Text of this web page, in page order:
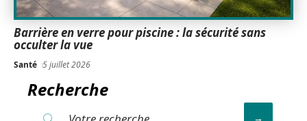
Barrière en verre pour piscine : la sécurité sans
occulter la vue
Santé 5 juillet 2026
Recherche